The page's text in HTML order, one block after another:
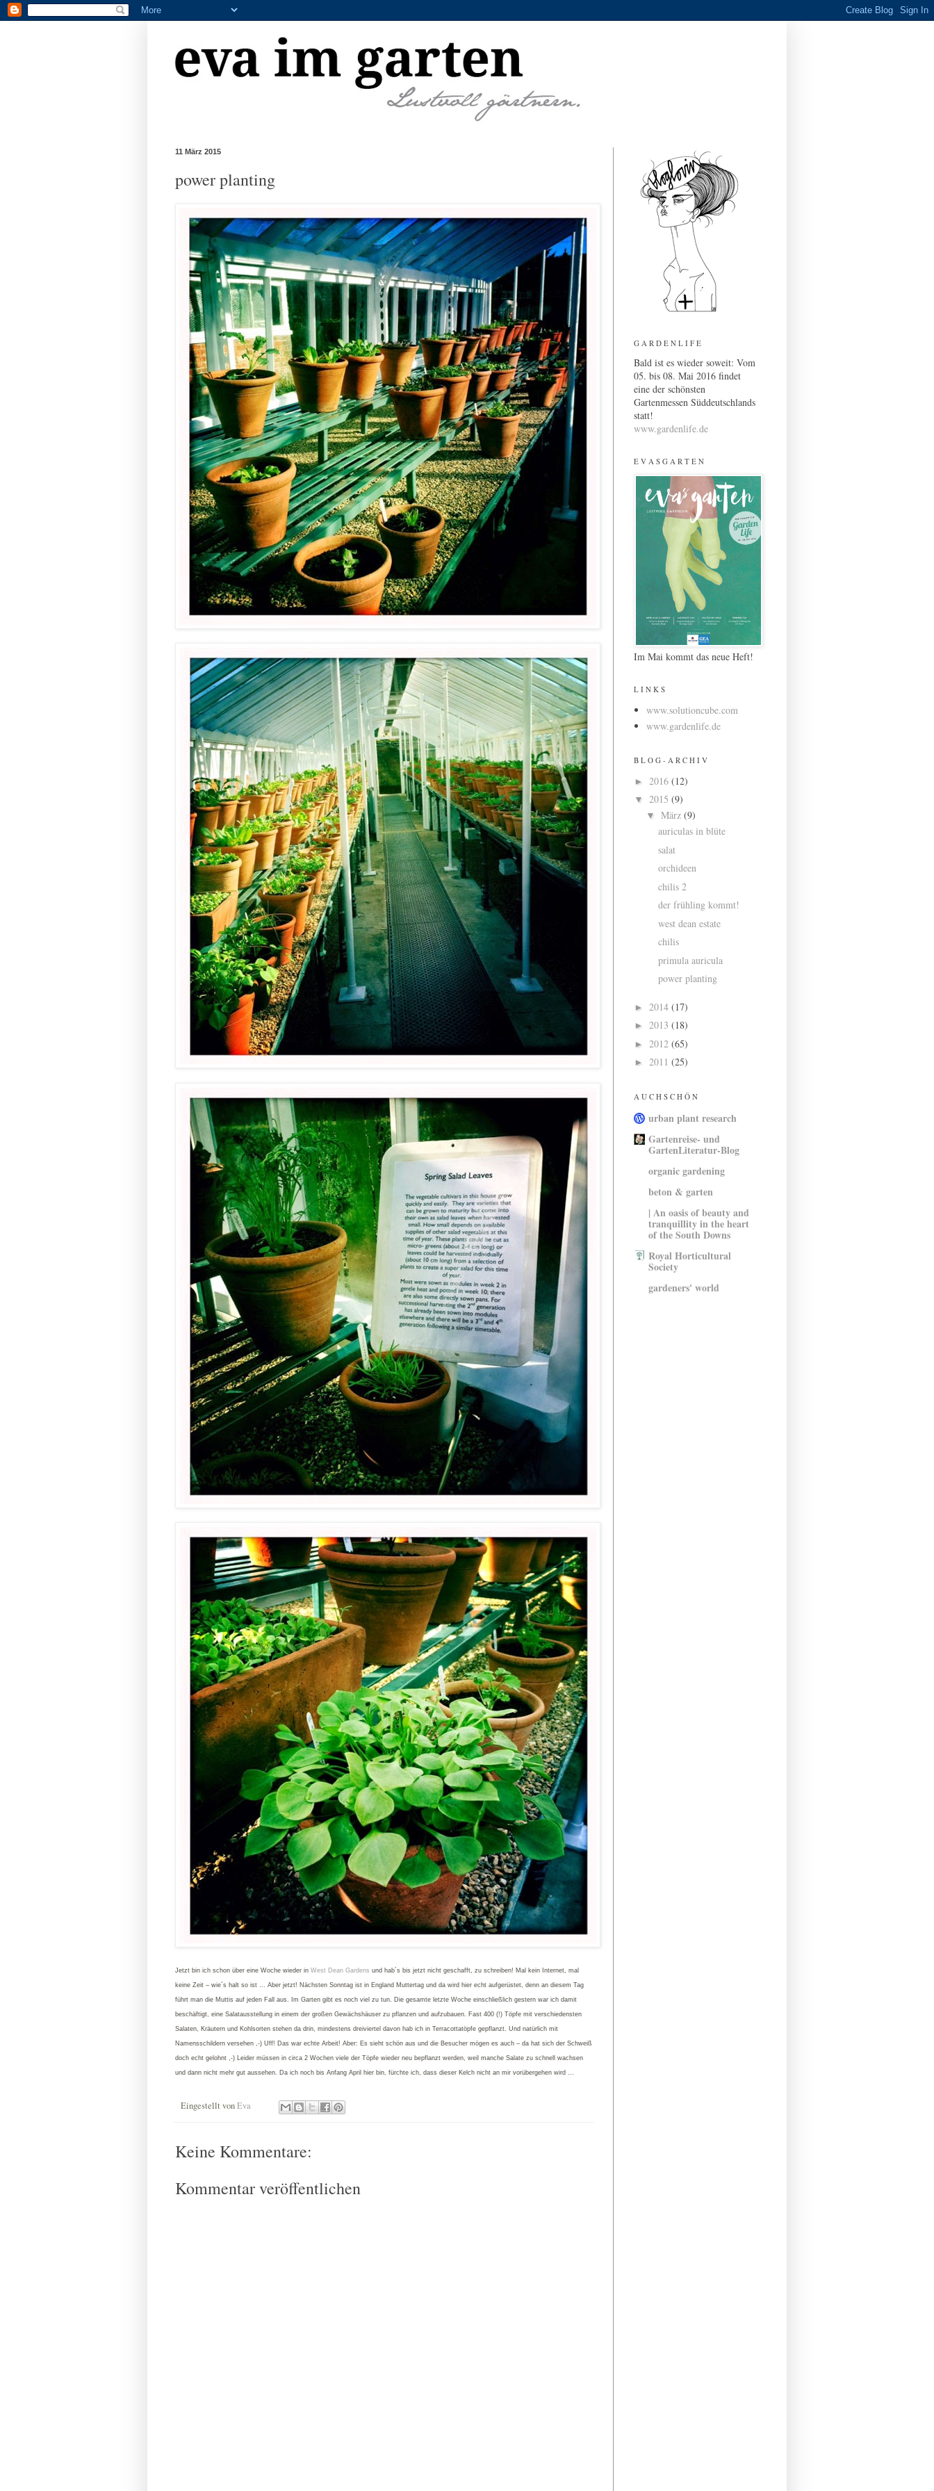
11 März 2015
power planting
Jetzt bin ich schon über eine Woche wieder in West Dean Gardens und hab´s bis jetzt nicht geschafft, zu schreiben! Mal kein Internet, mal
keine Zeit – wie´s halt so ist ... Aber jetzt! Nächsten Sonntag ist in England Muttertag und da wird hier echt aufgerüstet, denn an diesem Tag
führt man die Muttis auf jeden Fall aus. Im Garten gibt es noch viel zu tun. Die gesamte letzte Woche einschließlich gestern war ich damit
beschäftigt, eine Salatausstellung in einem der großen Gewächshäuser zu pflanzen und aufzubauen. Fast 400 (!) Töpfe mit verschiedensten
Salaten, Kräutern und Kohlsorten stehen da drin, mindestens dreiviertel davon hab ich in Terracottatöpfe gepflanzt. Und natürlich mit
Namensschildern versehen ,-) Uff! Das war echte Arbeit! Aber: Es sieht schön aus und die Besucher mögen es auch – da hat sich der Schweiß
doch echt gelohnt ,-) Leider müssen in circa 2 Wochen viele der Töpfe wieder neu bepflanzt werden, weil manche Salate zu schnell wachsen
und dann nicht mehr gut aussehen. Da ich noch bis Anfang April hier bin, fürchte ich, dass dieser Kelch nicht an mir vorübergehen wird ...
Eingestellt vonEva
Keine Kommentare:
Kommentar veröffentlichen
G A R D E N L I F E
Bald ist es wieder soweit: Vom
05. bis 08. Mai 2016 findet
eine der schönsten
Gartenmessen Süddeutschlands
statt!
www.gardenlife.de
E V A S G A R T E N
Im Mai kommt das neue Heft!
L I N K S
www.solutioncube.com
www.gardenlife.de
B L O G - A R C H I V
► 2016 (12)
▼ 2015 (9)
▼ März (9)
auriculas in blüte
salat
orchideen
chilis 2
der frühling kommt!
west dean estate
chilis
primula auricula
power planting
► 2014 (17)
► 2013 (18)
► 2012 (65)
► 2011 (25)
A U C H S C H Ö N
urban plant research
Gartenreise- und
GartenLiteratur-Blog
organic gardening
beton & garten
| An oasis of beauty and
tranquillity in the heart
of the South Downs
Royal Horticultural
Society
gardeners' world